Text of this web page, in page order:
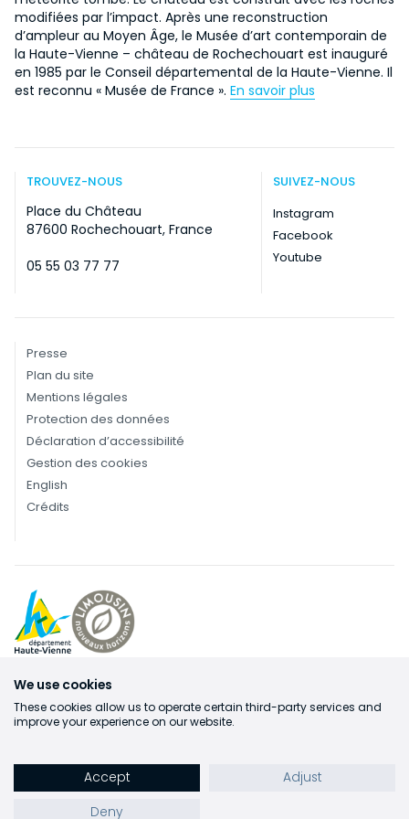
modifiées par l’impact. Après une reconstruction
d’ampleur au Moyen Âge, le Musée d’art contemporain de
la Haute-Vienne – château de Rochechouart est inauguré
en 1985 par le Conseil départemental de la Haute-Vienne. Il
est reconnu « Musée de France ». En savoir plus
TROUVEZ-NOUS
Place du Château
87600 Rochechouart, France
05 55 03 77 77
SUIVEZ-NOUS
Instagram
Facebook
Youtube
Presse
Plan du site
Mentions légales
Protection des données
Déclaration d’accessibilité
Gestion des cookies
English
Crédits
We use cookies
These cookies allow us to operate certain third-party services and
improve your experience on our website.
Accept
Adjust
Deny